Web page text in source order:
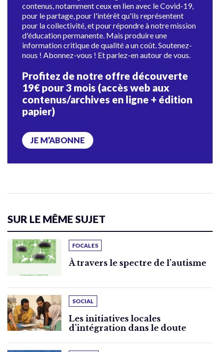
contenus, notamment ceux en lien avec le Covid-19,
pour le partage, pour l'intérêt qu'ils représentent
pour la collectivité, et pour répondre à notre mission
d'éducation permanente. Mais produire une
information critique de qualité a un coût. Soutenez-
nous ! Abonnez-vous ! Et parlez-en autour de vous.
Profitez de notre offre découverte
19€ pour 3 mois (accès web aux
contenus/archives en ligne + édition
papier)
JE M’ABONNE
SUR LE MÊME SUJET
FOCALES
À travers le spectre de l’autisme
SOCIAL
Les initiatives locales
d’intégration dans le doute